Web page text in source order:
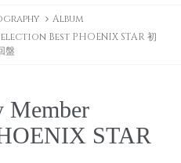
Album
Best PHOENIX STAR 初
盤
Member
STAR